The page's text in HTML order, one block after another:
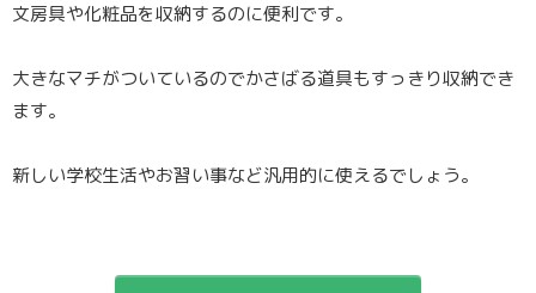
文房具や化粧品を収納するのに便利です。
大きなマチがついているのでかさばる道具もすっきり収納でき
ます。
新しい学校生活やお習い事など汎用的に使えるでしょう。